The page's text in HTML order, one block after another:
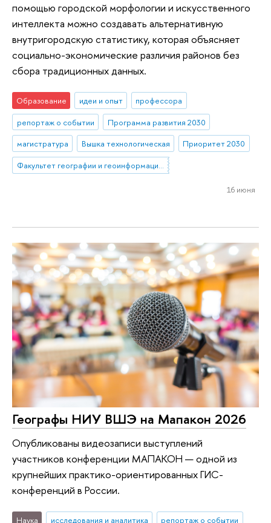
помощью городской морфологии и искусственного
интеллекта можно создавать альтернативную
внутригородскую статистику, которая объясняет
социально-экономические различия районов без
сбора традиционных данных.
Образование идеи и опыт
профессора
репортаж о событии
Программа развития 2030
магистратура
Вышка технологическая
Приоритет 2030
Факультет географии и геоинформационных технологий
16 июня
Географы НИУ ВШЭ на Мапакон 2026
Опубликованы видеозаписи выступлений
участников конференции МАПАКОН — одной из
крупнейших практико-ориентированных ГИС-
конференций в России.
Наука исследования и аналитика репортаж о событии